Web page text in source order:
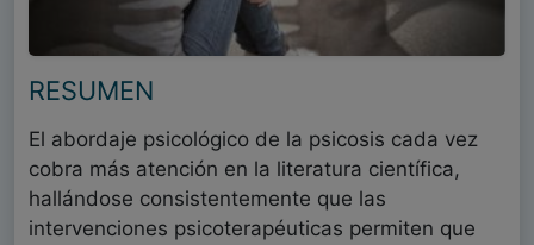
RESUMEN
El abordaje psicológico de la psicosis cada vez
cobra más atención en la literatura científica,
hallándose consistentemente que las
intervenciones psicoterapéuticas permiten que